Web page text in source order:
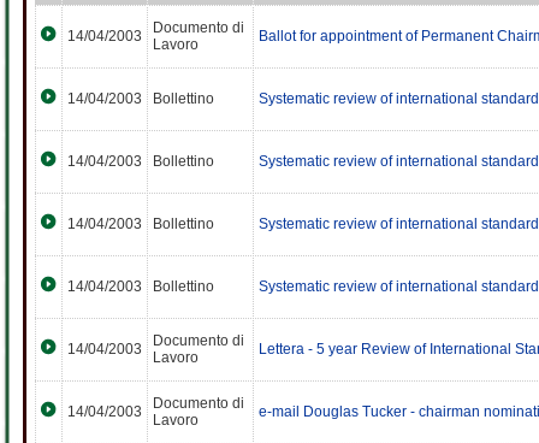
14/04/2003
Documento di
Lavoro
Ballot for appointment of Permanent
14/04/2003 Bollettino Systematic review of international
14/04/2003 Bollettino Systematic review of international
14/04/2003 Bollettino Systematic review of international
14/04/2003 Bollettino Systematic review of international
14/04/2003
Documento di
Lavoro
Lettera - 5 year Review of International
14/04/2003
Documento di
Lavoro
e-mail Douglas Tucker - chairman